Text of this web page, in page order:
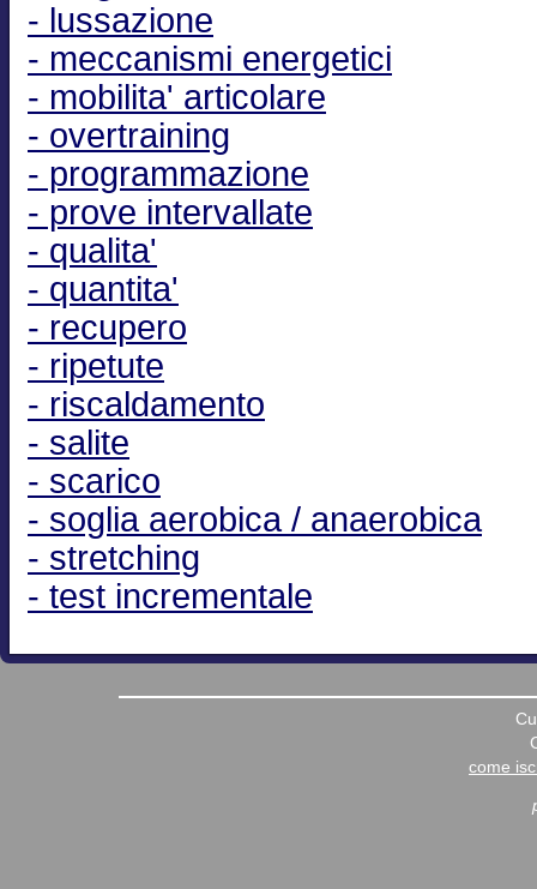
- lussazione
- meccanismi energetici
- mobilita' articolare
- overtraining
- programmazione
- prove intervallate
- qualita'
- quantita'
- recupero
- ripetute
- riscaldamento
- salite
- scarico
- soglia aerobica / anaerobica
- stretching
- test incrementale
come